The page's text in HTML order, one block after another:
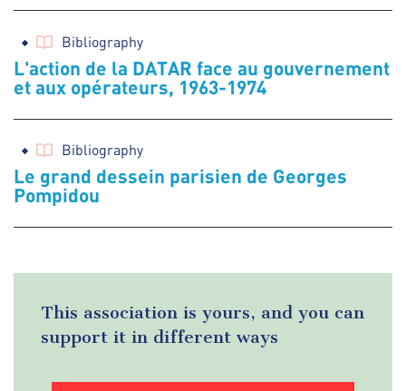
Bibliography
L'action de la DATAR face au gouvernement
et aux opérateurs, 1963-1974
Bibliography
Le grand dessein parisien de Georges
Pompidou
This association is yours, and you can
support it in different ways